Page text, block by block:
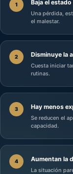
1 Baja el
Una pérdida,
el malestar.
2 Disminuye la
Cuesta iniciar
rutinas.
3 Hay menos
Se reducen el
capacidad.
4 Aumentan la
La situación